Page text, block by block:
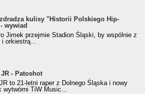
"Historii Polskiego Hip-
kulisy "Historii Polskiego Hip-
wywiad
Jimek przejmie Stadion Śląski, by wspólnie z
i orkiestrą...
JR - Patoshot
to 21-letni raper z Dolnego Śląska i nowy
wytwórni TiW Music...